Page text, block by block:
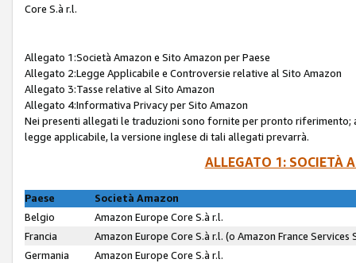
Core S.à r.l.
Allegato 1:Società Amazon e Sito Amazon per Paese
Allegato 2:Legge Applicabile e Controversie relative al Sito Amazon
Allegato 3:Tasse relative al Sito Amazon
Allegato 4:Informativa Privacy per Sito Amazon
Nei presenti allegati le traduzioni sono fornite per pronto riferimento;
legge applicabile, la versione inglese di tali allegati prevarrà.
ALLEGATO 1: SOCIETÀ
Paese
Società Amazon
Belgio
Amazon Europe Core S.à r.l.
Francia
Amazon Europe Core S.à r.l. (o Amazon France
Germania
Amazon Europe Core S.à r.l.